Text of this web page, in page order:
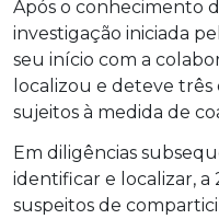
Após o conhecimento
investigação iniciada
seu início com a
localizou e deteve
sujeitos à medida de
Em diligências
identificar e localizar,
suspeitos de